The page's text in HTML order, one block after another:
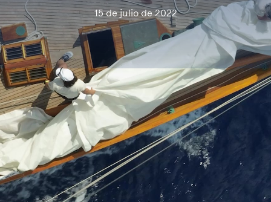
15 de julio de 2022